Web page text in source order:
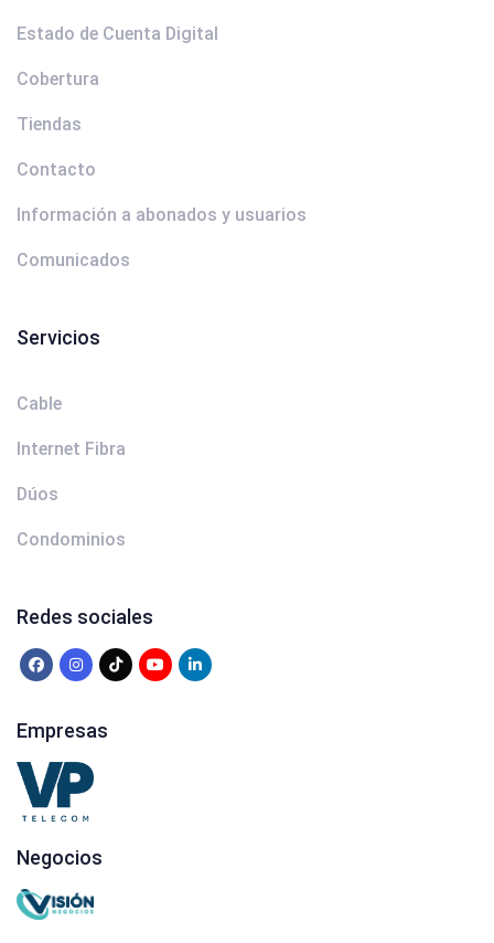
Estado de Cuenta Digital
Cobertura
Tiendas
Contacto
Información a abonados y usuarios
Comunicados
Servicios
Cable
Internet Fibra
Dúos
Condominios
Redes sociales
Empresas
Negocios